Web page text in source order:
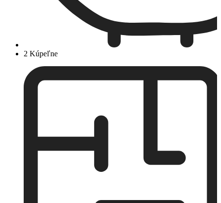
2 Kúpeľne